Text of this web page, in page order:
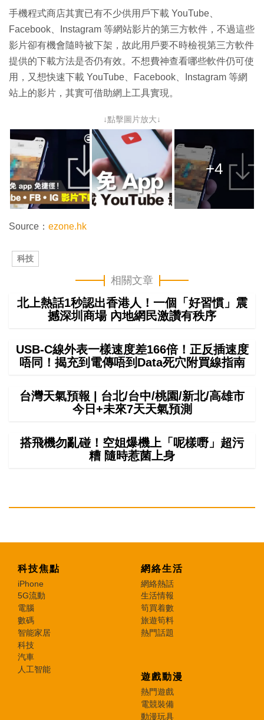
手機程式商店其實已有不少供用戶下載 YouTube、
Facebook、Instagram 等網站影片的第三方軟件，不過這些
影片卻有機會隨時被下架，故此用戶要不時檢視第三方軟件
提供的下載方法是否仍有效。不想費神查看哪些軟件仍可使
用，又想快速下載 YouTube、Facebook、Instagram 等網
站上的影片，其實可借助網上工具實現。
↓點擊圖片放大↓
+4
Source： ezone.hk
科技
相關文章
北上熱話1秒認出香港人！一個「好習慣」震
撼深圳商場 內地網民激讚有秩序
USB-C線外表一樣速度差166倍！正反插速度
唔同！揭充到電傳唔到Data死穴附買線指南
台灣天氣預報 | 台北/台中/桃園/新北/高雄市
今日+未來7天天氣預測
搭飛機勿亂碰！空姐爆機上「呢樣嘢」超污
糟 隨時惹菌上身
科技焦點
iPhone
5G流動
電腦
數碼
智能家居
科技
汽車
人工智能
網絡生活
網絡熱話
生活情報
筍買着數
旅遊筍料
熱門話題
遊戲動漫
熱門遊戲
電競裝備
動漫玩具